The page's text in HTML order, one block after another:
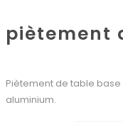
piètement
Piètement de table
aluminium.